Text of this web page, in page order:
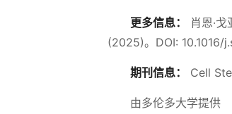
更多信息： 肖恩·
(2025)。DOI: 10.1016/
期刊信息： Cell
由多伦多大学提供